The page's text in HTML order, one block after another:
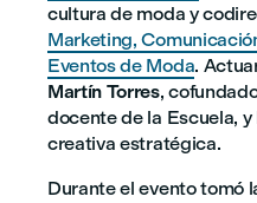
cultura de moda y
Marketing,
Eventos de Moda.
Martín Torres,
docente de la Escuela, y
creativa estratégica.
Durante el evento tomó